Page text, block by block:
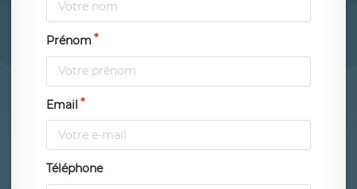
Prénom
Email
Téléphone